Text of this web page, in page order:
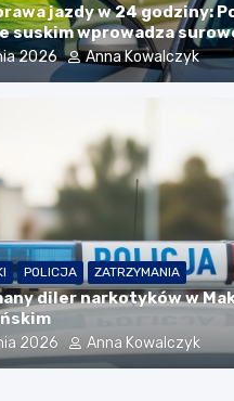
jazdy w 24 godziny:
suskim wprowadza
2026 Anna Kowalczyk
POLICJA ZATRZYMANIA
diler narkotyków w
2026 Anna Kowalczyk